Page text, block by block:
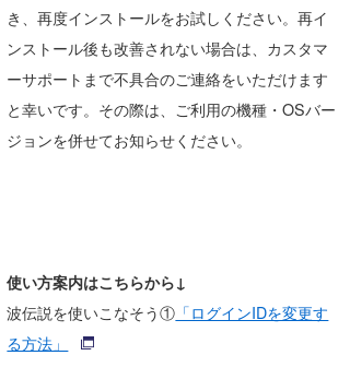
き、再度インストールをお試しください。再イ
ンストール後も改善されない場合は、カスタマ
ーサポートまで不具合のご連絡をいただけます
と幸いです。その際は、ご利用の機種・OSバー
ジョンを併せてお知らせください。
使い方案内はこちらから↓
波伝説を使いこなそう① 「ログインIDを変更す
る方法」
沖縄
Naoya Kimoto
mitsuteru Kamio
メディア
SURFMEDIA
波伝説アンバサダー/プロライダー